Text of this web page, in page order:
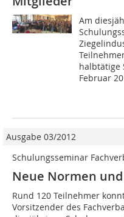
Am
halbtätige
Februar
Ausgabe 03/2012
Schulungsseminar
Neue Normen
Rund 120 Teilnehmer
Vorsitzender des